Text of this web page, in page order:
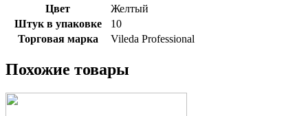
Цвет
Желтый
Штук в упаковке
10
Торговая марка
Vileda Professional
Похожие товары